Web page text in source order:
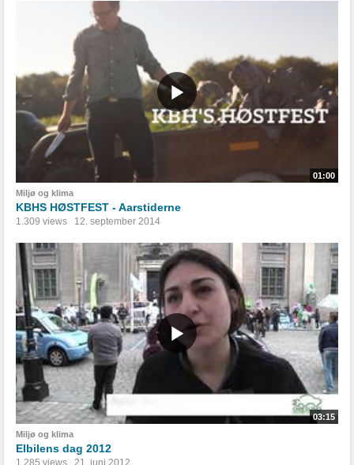
01:00
Miljø og klima
KBHS HØSTFEST - Aarstiderne
1.309 views 12. september 2014
03:15
Miljø og klima
Elbilens dag 2012
1.285 views 21. juni 2012